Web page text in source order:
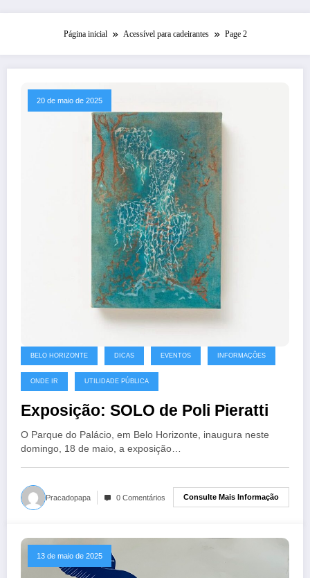
Página inicial Acessível para cadeirantes Page 2
20 de maio de 2025
BELO HORIZONTE DICAS EVENTOS INFORMAÇÕES
ONDE IR UTILIDADE PÚBLICA
Exposição: SOLO de Poli Pieratti
O Parque do Palácio, em Belo Horizonte, inaugura neste
domingo, 18 de maio, a exposição…
Pracadopapa 0 Comentários Consulte Mais Informação
13 de maio de 2025